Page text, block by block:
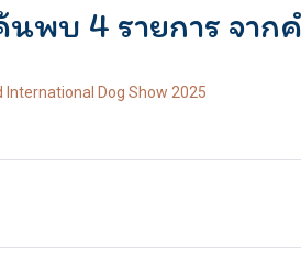
นพบ 4 รายการ จาก
Dog Show 2025